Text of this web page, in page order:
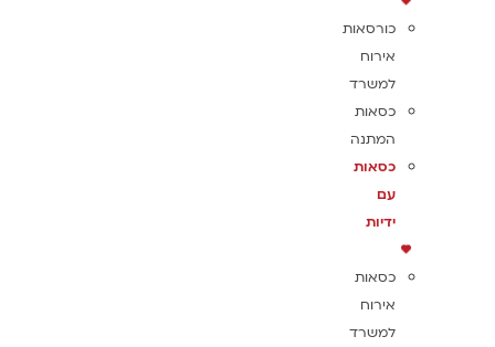
כורסאות
אירוח
למשרד
כסאות
המתנה
כסאות
עם
ידיות
כסאות
אירוח
למשרד